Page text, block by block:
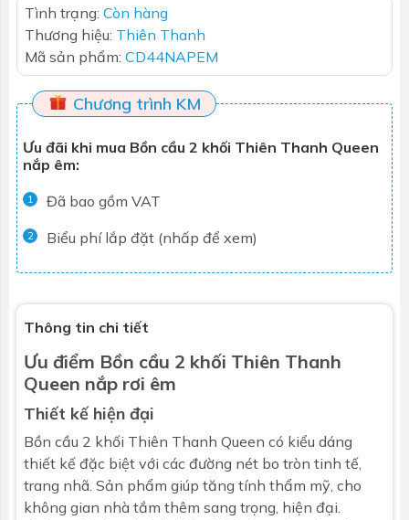
Tình trạng: Còn hàng
Thương hiệu: Thiên Thanh
Mã sản phẩm: CD44NAPEM
Chương trình KM
Ưu đãi khi mua Bồn cầu 2 khối Thiên Thanh Queen
nắp êm:
1 Đã bao gồm VAT
2 Biểu phí lắp đặt (nhấp để xem)
Thông tin chi tiết
Ưu điểm Bồn cầu 2 khối Thiên Thanh
Queen nắp rơi êm
Thiết kế hiện đại
Bồn cầu 2 khối Thiên Thanh Queen có kiểu dáng
thiết kế đặc biệt với các đường nét bo tròn tinh tế,
trang nhã. Sản phẩm giúp tăng tính thẩm mỹ, cho
không gian nhà tắm thêm sang trọng, hiện đại.